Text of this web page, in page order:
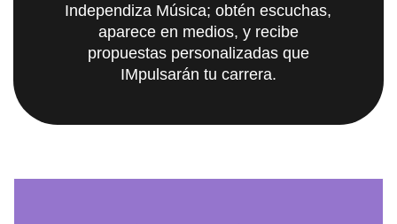
Independiza Música; obtén escuchas,
aparece en medios, y recibe
propuestas personalizadas que
IMpulsarán tu carrera.